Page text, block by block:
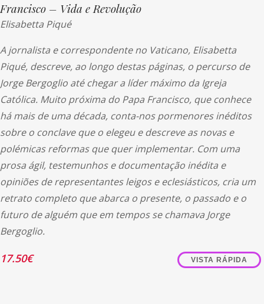
Francisco – Vida e Revolução
Elisabetta Piqué
A jornalista e correspondente no Vaticano, Elisabetta
Piqué, descreve, ao longo destas páginas, o percurso de
Jorge Bergoglio até chegar a líder máximo da Igreja
Católica. Muito próxima do Papa Francisco, que conhece
há mais de uma década, conta-nos pormenores inéditos
sobre o conclave que o elegeu e descreve as novas e
polémicas reformas que quer implementar. Com uma
prosa ágil, testemunhos e documentação inédita e
opiniões de representantes leigos e eclesiásticos, cria um
retrato completo que abarca o presente, o passado e o
futuro de alguém que em tempos se chamava Jorge
Bergoglio.
17.50€ VISTA RÁPIDA